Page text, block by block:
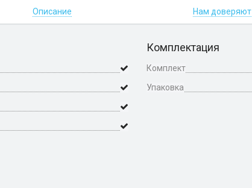
Описание Нам доверяют
Комплектация
Комплект
Упаковка